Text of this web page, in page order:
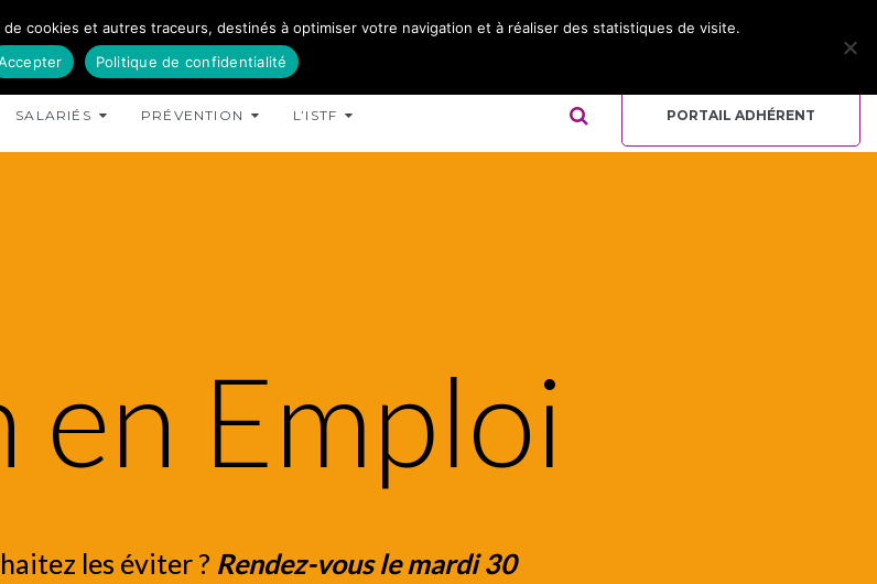
ADHÉRER REJOIGNEZ L’ÉQUIPE QUI-SOMMES NOUS ?
SALARIÉS PRÉVENTION L’ISTF PORTAIL ADHÉRENT
Emploi
les éviter ? Rendez-vous le mardi 30
cookies et autres traceurs, destinés à optimiser votre navigation et à réaliser des statistiques de visite.
Politique de confidentialité